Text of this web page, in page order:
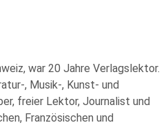
war 20 Jahre Verlagslektor.
, Musik-, Kunst- und
freier Lektor, Journalist und
Französischen und